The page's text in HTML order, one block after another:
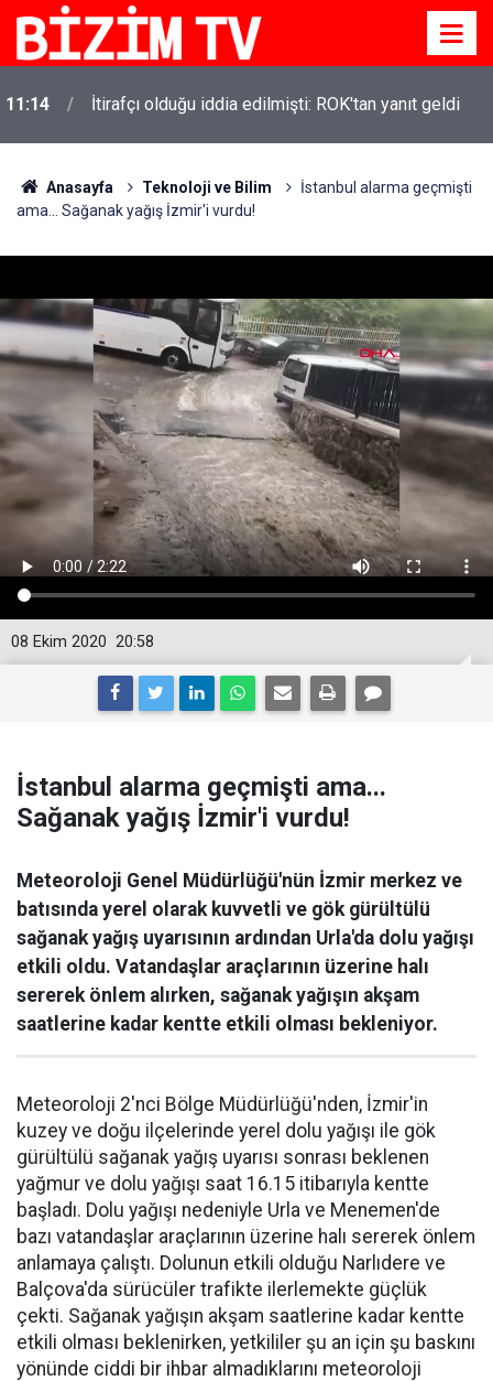
11:14 İtirafçı olduğu iddia edilmişti: ROK'tan yanıt geldi
Anasayfa Teknoloji ve Bilim
İstanbul alarma geçmişti
ama... Sağanak yağış İzmir'i vurdu!
20:58
08 Ekim 2020
İstanbul alarma geçmişti ama...
Sağanak yağış İzmir'i vurdu!
Meteoroloji Genel Müdürlüğü'nün İzmir merkez ve
batısında yerel olarak kuvvetli ve gök gürültülü
sağanak yağış uyarısının ardından Urla'da dolu yağışı
etkili oldu. Vatandaşlar araçlarının üzerine halı
sererek önlem alırken, sağanak yağışın akşam
saatlerine kadar kentte etkili olması bekleniyor.
Meteoroloji 2'nci Bölge Müdürlüğü'nden, İzmir'in
kuzey ve doğu ilçelerinde yerel dolu yağışı ile gök
gürültülü sağanak yağış uyarısı sonrası beklenen
yağmur ve dolu yağışı saat 16.15 itibarıyla kentte
başladı. Dolu yağışı nedeniyle Urla ve Menemen'de
bazı vatandaşlar araçlarının üzerine halı sererek önlem
anlamaya çalıştı. Dolunun etkili olduğu Narlıdere ve
Balçova'da sürücüler trafikte ilerlemekte güçlük
çekti. Sağanak yağışın akşam saatlerine kadar kentte
etkili olması beklenirken, yetkililer şu an için şu baskını
yönünde ciddi bir ihbar almadıklarını meteoroloji